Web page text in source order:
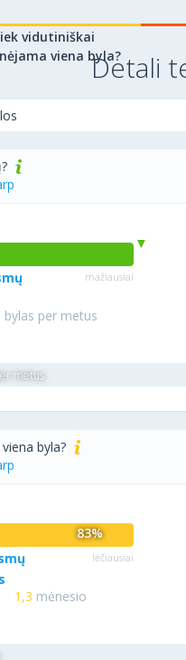
vidutiniškai
viena byla?Detali
mažiausiai
bylas per metus
metus
byla?
83%
lėčiausiai
1,3 mėnesio